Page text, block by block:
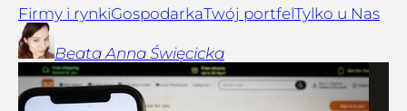
Firmy i rynkiGospodarkaTwój portfelTylko u Nas
Beata Anna Święcicka